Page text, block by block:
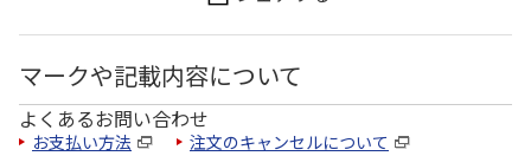
マークや記載内容について
よくあるお問い合わせ
お支払い方法 注文のキャンセルについて